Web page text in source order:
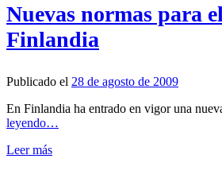
Nuevas normas para
Finlandia
Publicado el 28 de agosto de 2009
En Finlandia ha entrado en vigor una
leyendo…
Leer más